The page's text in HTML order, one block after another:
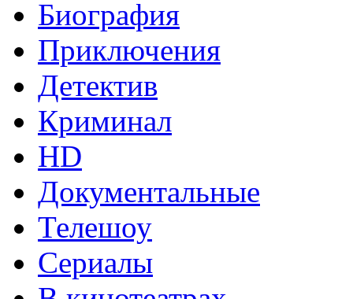
Биография
Приключения
Детектив
Криминал
HD
Документальные
Телешоу
Сериалы